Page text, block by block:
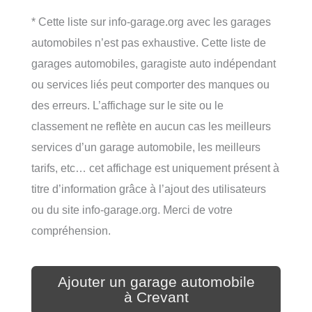
* Cette liste sur info-garage.org avec les garages
automobiles n’est pas exhaustive. Cette liste de
garages automobiles, garagiste auto indépendant
ou services liés peut comporter des manques ou
des erreurs. L’affichage sur le site ou le
classement ne reflète en aucun cas les meilleurs
services d’un garage automobile, les meilleurs
tarifs, etc… cet affichage est uniquement présent à
titre d’information grâce à l’ajout des utilisateurs
ou du site info-garage.org. Merci de votre
compréhension.
Ajouter un garage automobile
à Crevant